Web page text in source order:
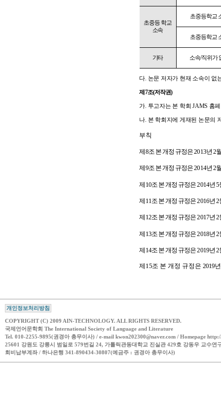
초중등 학교
소속
초중등학교
초중등학교
기타 소속/직위가
다. 논문 저자가 현재 소속이 없
제 7조(저작권)
가. 투고자는 본 학회JAMS 홈
나. 본 학회지에 게재된 논문의
부칙
제8조 본 개정 규정은2013년 2
제9조 본 개정 규정은2014년 2
제 10조 본 개정 규정은2014년 5
제 11 조 본 개정 규정은2016년 2
제 12조 본 개정 규정은2017년 2
제 13조 본 개정 규정은2018년 2
제 14조 본 개정 규정은2019년 2
제 15조 본 개정 규정은 2019
개인정보처리방침
COPYRIGHT (C) 2009 AIN-TECHNOLOGY. ALL RIGHTS RESERVED.
국제언어문학회 The International Society of Language and Literature
Tel. 010-2255-9895(권경아 총무이사) / e-mail kwon202300@naver.com / Homepage
25601 강원도 강릉시 범일로 579번길 24, 가톨릭관동대학교 진실관 429호 강동우 교수연
회비납부계좌 / 하나은행 341-890434-30807(예금주 : 권경아 총무이사)